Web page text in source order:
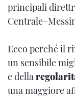
principali
Ecco perché il
un sensibile
e della
una maggiore